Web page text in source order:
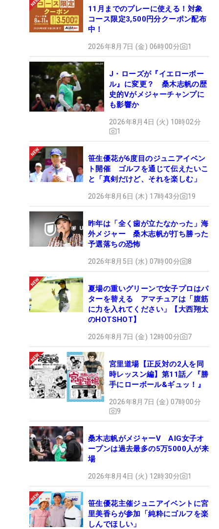
11月までのプレーに使える！対象
コース限定3,500円分クーポン配布
中！
2026年8月7日 (金) 06時00分 1
J・ローズが『イエローボー
ル』に変更？ 桑木志帆の歴
史的Vがメジャーチャンプに
も影響か
2026年8月4日 (火) 10時02分
1
笹生優花が6度目のジュニアイベン
ト開催 ゴルフを通じて伝えたいこ
と「真剣だけど、それを楽しむ」
2026年8月6日 (木) 17時43分 19
昨年は「全く歯が立たなかった」海
外メジャー 桑木志帆が打ち勝った
予選落ちの恐怖
2026年8月5日 (水) 07時00分 8
夏場の重いグリーンで女子プロはパ
ターを替える アマチュアは「腹筋
に力を入れてください」【大西翔太
のHOTSHOT】
2026年8月7日 (金) 12時00分 7
宮里道場【正反対の2人を同
時レッスン編】第11話／『勝
手にローボール&ギュッ！』
2026年8月7日 (金) 07時00分
9
桑木志帆がメジャーV AIG女子オ
ープンは過去最多の5万5000人が来
場
2026年8月4日 (火) 12時30分 1
笹生優花主催ジュニアイベントに宮
里美香らが参加「純粋にゴルフを楽
しんでほしい」